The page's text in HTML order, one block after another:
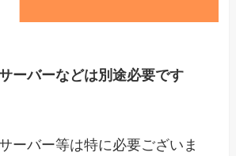
ーバーなどは別途必要です
ーバー等は特に必要ございま